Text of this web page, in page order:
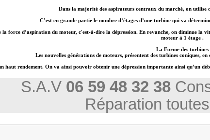
Dans la majorité des aspirateurs centraux du marché, on utilise
C’est en grande partie le nombre d’étages d’une turbine qui va
la force d’aspiration du moteur, c'est-à-dire la dépression. En revanche, on diminue la
moteur à 1 étage .
La Forme des turbines
Les nouvelles générations de moteurs, présentent des turbines coniques,
haut rendement. On va ainsi pouvoir obtenir une dépression importante ainsi qu’un
S.A.V 06 59 48 32 38
Réparation